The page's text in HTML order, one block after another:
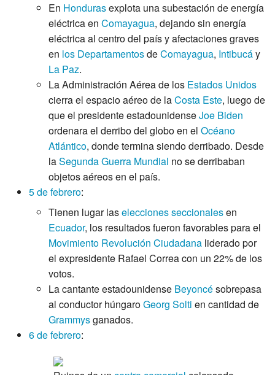
En Hondurasexplota una subestación de energía
eléctrica en Comayagua, dejando sin energía
eléctrica al centro del país y afectaciones graves
en los DepartamentosdeComayagua, Intibucáy
La Paz.
La Administración Aérea de los Estados Unidos
cierra el espacio aéreo de laCosta Este, luego de
que el presidente estadounidenseJoe Biden
ordenara el derribo del globo en el Océano
Atlántico, donde termina siendo derribado. Desde
laSegunda Guerra Mundial no se derribaban
objetos aéreos en el país.
5 de febrero:
Tienen lugar laselecciones seccionalesen
Ecuador, los resultados fueron favorables para el
Movimiento Revolución Ciudadana liderado por
el expresidente Rafael Correa con un 22% de los
votos.
La cantante estadounidense Beyoncésobrepasa
al conductor húngaroGeorg Solti en cantidad de
Grammysganados.
6 de febrero: